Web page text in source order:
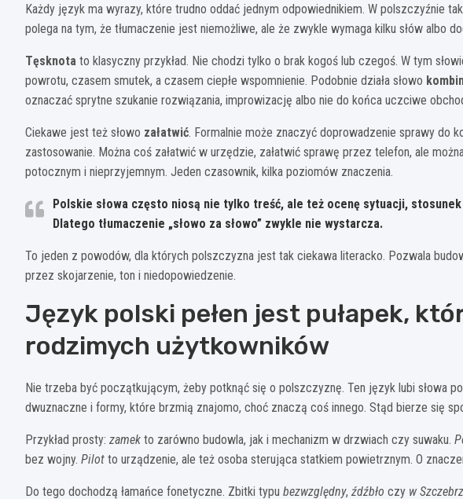
Każdy język ma wyrazy, które trudno oddać jednym odpowiednikiem. W polszczyźnie
polega na tym, że tłumaczenie jest niemożliwe, ale że zwykle wymaga kilku słów albo
Tęsknota to klasyczny przykład. Nie chodzi tylko o brak kogoś lub czegoś. W tym
powrotu, czasem smutek, a czasem ciepłe wspomnienie. Podobnie działa słowo
oznaczać sprytne szukanie rozwiązania, improwizację albo nie do końca uczciwe
Ciekawe jest też słowo załatwić. Formalnie może znaczyć doprowadzenie sprawy do
zastosowanie. Można coś załatwić w urzędzie, załatwić sprawę przez telefon, ale
potocznym i nieprzyjemnym. Jeden czasownik, kilka poziomów znaczenia.
Polskie słowa często niosą nie tylko treść, ale też ocenę sytuacji,
Dlatego tłumaczenie „słowo za słowo” zwykle nie wystarcza.
To jeden z powodów, dla których polszczyzna jest tak ciekawa literacko. Pozwala
przez skojarzenie, ton i niedopowiedzenie.
Język polski pełen jest pułapek,
rodzimych użytkowników
Nie trzeba być początkującym, żeby potknąć się o polszczyznę. Ten język lubi słowa
dwuznaczne i formy, które brzmią znajomo, choć znaczą coś innego. Stąd bierze się
Przykład prosty: zamek to zarówno budowla, jak i mechanizm w drzwiach czy suwaku.
bez wojny. Pilot to urządzenie, ale też osoba sterująca statkiem powietrznym. O
Do tego dochodzą łamańce fonetyczne. Zbitki typu bezwzględny, źdźbło czy w